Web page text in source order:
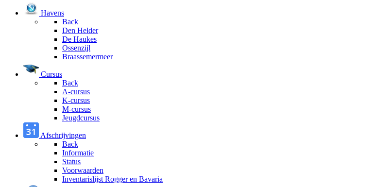
Havens
Back
Den Helder
De Haukes
Ossenzijl
Braassemermeer
Cursus
Back
A-cursus
K-cursus
M-cursus
Jeugdcursus
Afschrijvingen
Back
Informatie
Status
Voorwaarden
Inventarislijst Rogger en Bavaria